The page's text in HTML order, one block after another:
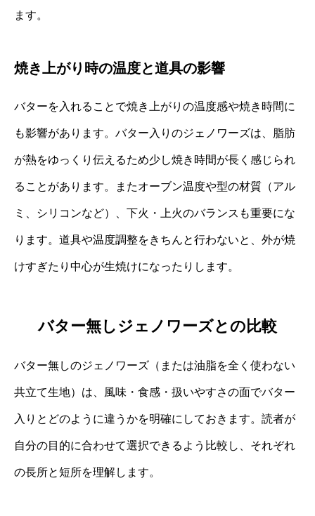
ます。
焼き上がり時の温度と道具の影響
バターを入れることで焼き上がりの温度感や焼き時間に
も影響があります。バター入りのジェノワーズは、脂肪
が熱をゆっくり伝えるため少し焼き時間が長く感じられ
ることがあります。またオーブン温度や型の材質（アル
ミ、シリコンなど）、下火・上火のバランスも重要にな
ります。道具や温度調整をきちんと行わないと、外が焼
けすぎたり中心が生焼けになったりします。
バター無しジェノワーズとの比較
バター無しのジェノワーズ（または油脂を全く使わない
共立て生地）は、風味・食感・扱いやすさの面でバター
入りとどのように違うかを明確にしておきます。読者が
自分の目的に合わせて選択できるよう比較し、それぞれ
の長所と短所を理解します。